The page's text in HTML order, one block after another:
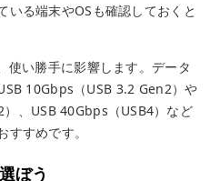
いる端末やOSも確認しておくと
使い勝手に影響します。データ
10Gbps（USB 3.2 Gen2）や
、USB 40Gbps（USB4）など
すめです。
ぼう